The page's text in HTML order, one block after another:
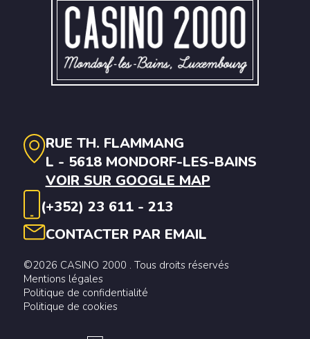
RUE TH. FLAMMANG
L - 5618 MONDORF-LES-BAINS
VOIR SUR GOOGLE MAP
(+352) 23 611 - 213
CONTACTER PAR EMAIL
©2026 CASINO 2000 . Tous droits réservés
Mentions légales
Politique de confidentialité
Politique de cookies